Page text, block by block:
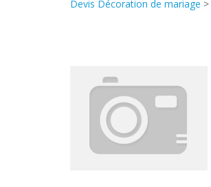
Devis Décoration de mariage >